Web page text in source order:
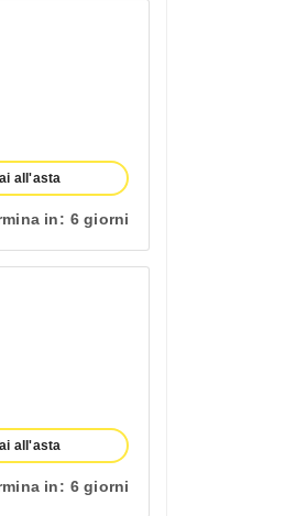
all'asta
in: 6 giorni
all'asta
in: 6 giorni